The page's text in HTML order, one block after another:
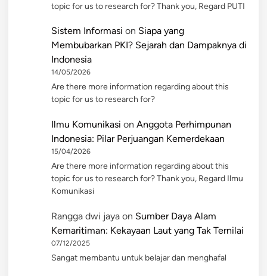
topic for us to research for? Thank you, Regard PUTI
Sistem Informasi on Siapa yang
Membubarkan PKI? Sejarah dan Dampaknya di
Indonesia
14/05/2026
Are there more information regarding about this
topic for us to research for?
Ilmu Komunikasi on Anggota Perhimpunan
Indonesia: Pilar Perjuangan Kemerdekaan
15/04/2026
Are there more information regarding about this
topic for us to research for? Thank you, Regard Ilmu
Komunikasi
Rangga dwi jaya on Sumber Daya Alam
Kemaritiman: Kekayaan Laut yang Tak Ternilai
07/12/2025
Sangat membantu untuk belajar dan menghafal